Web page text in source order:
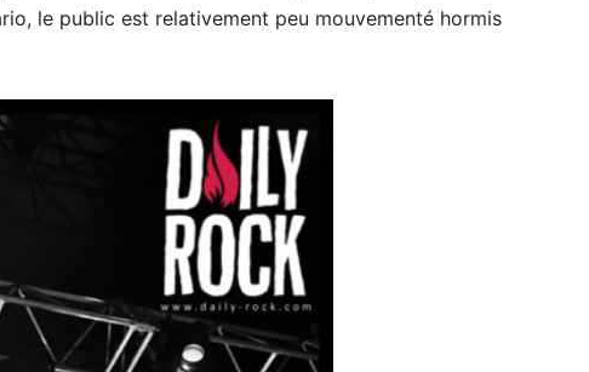
le public est relativement peu mouvementé hormis